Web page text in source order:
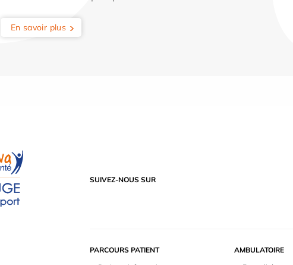
En savoir plus
SUIVEZ-NOUS SUR
PARCOURS PATIENT
AMBULATOIRE